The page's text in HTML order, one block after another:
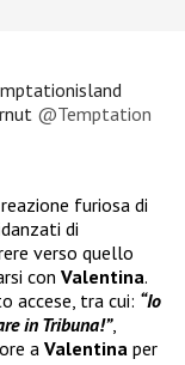
@Temptation
furiosa di
di
verso quello
con Valentina.
accese, tra cui: “Io
in Tribuna!”,
a Valentina per